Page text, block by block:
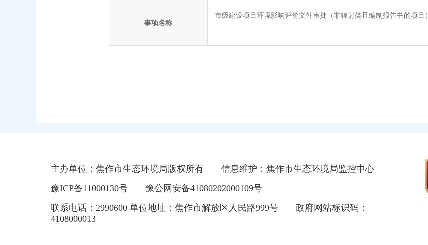
事项名称
市级建设项目环境影响评价文件审批（非辐射类且编制报告书的项目）
主办单位：焦作市生态环境局版权所有
信息维护：焦作市生态环境局监控中心
豫ICP备11000130号
豫公网安备41080202000109号
联系电话：2990600 单位地址：焦作市解放区人民路999号
政府网站标识码：
4108000013